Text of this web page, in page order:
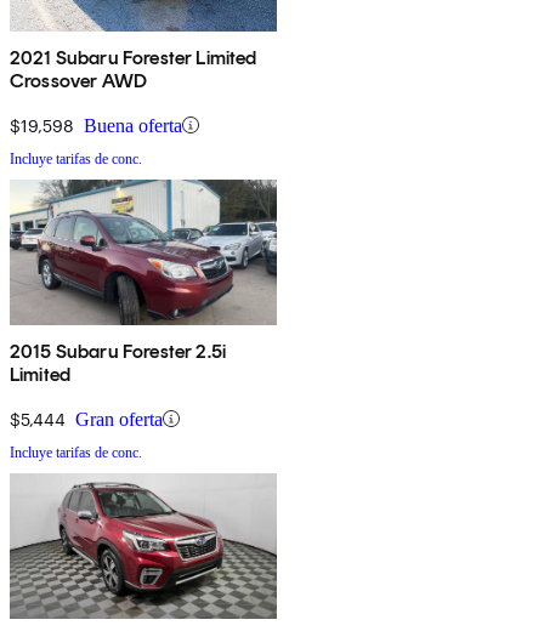
2021 Subaru Forester Limited
Crossover AWD
$19,598 Buena oferta
Incluye tarifas de conc.
2015 Subaru Forester 2.5i
Limited
$5,444 Gran oferta
Incluye tarifas de conc.